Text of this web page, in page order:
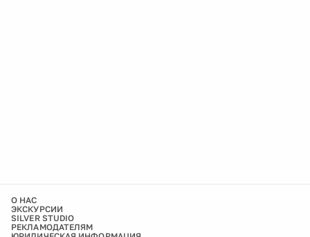
О НАС
ЭКСКУРСИИ
SILVER STUDIO
РЕКЛАМОДАТЕЛЯМ